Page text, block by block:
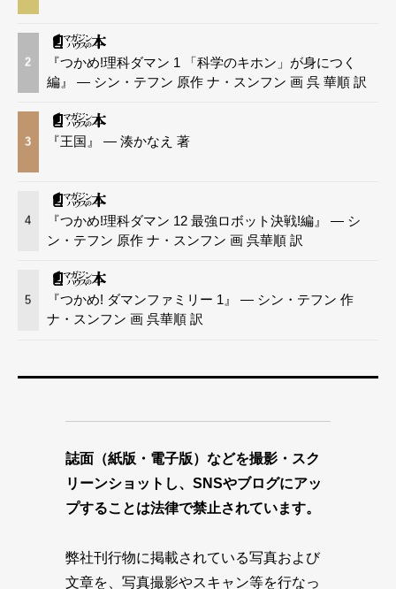
2
『つかめ!理科ダマン 1 「科学のキホン」が身につく
編』 — シン・テフン 原作 ナ・スンフン 画 呉 華順 訳
3 『王国』 — 湊かなえ 著
4
『つかめ!理科ダマン 12 最強ロボット決戦!編』 — シ
ン・テフン 原作 ナ・スンフン 画 呉華順 訳
5
『つかめ! ダマンファミリー 1』 — シン・テフン 作
ナ・スンフン 画 呉華順 訳
誌面（紙版・電子版）などを撮影・スク
リーンショットし、SNSやブログにアッ
プすることは法律で禁止されています。
弊社刊行物に掲載されている写真および
文章を、写真撮影やスキャン等を行なっ